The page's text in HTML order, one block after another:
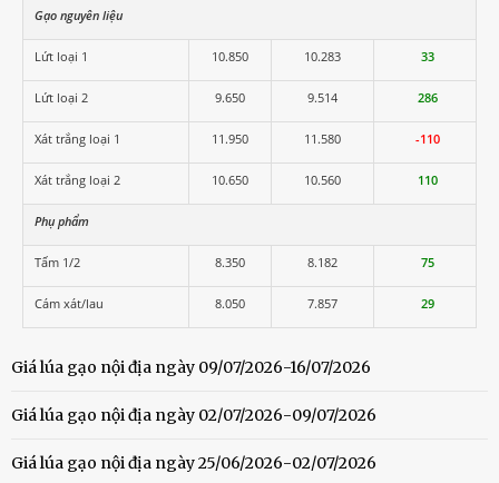
Gạo nguyên liệu
Lứt loại 1 10.850 10.283 33
Lứt loại 2 9.650 9.514 286
Xát trắng loại 1 11.950 11.580 -110
Xát trắng loại 2 10.650 10.560 110
Phụ phẩm
Tấm 1/2 8.350 8.182 75
Cám xát/lau 8.050 7.857 29
Giá lúa gạo nội địa ngày 09/07/2026-16/07/2026
Giá lúa gạo nội địa ngày 02/07/2026-09/07/2026
Giá lúa gạo nội địa ngày 25/06/2026-02/07/2026